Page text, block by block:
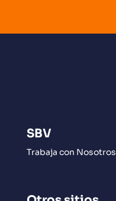
SBV
Trabaja con Nosotros